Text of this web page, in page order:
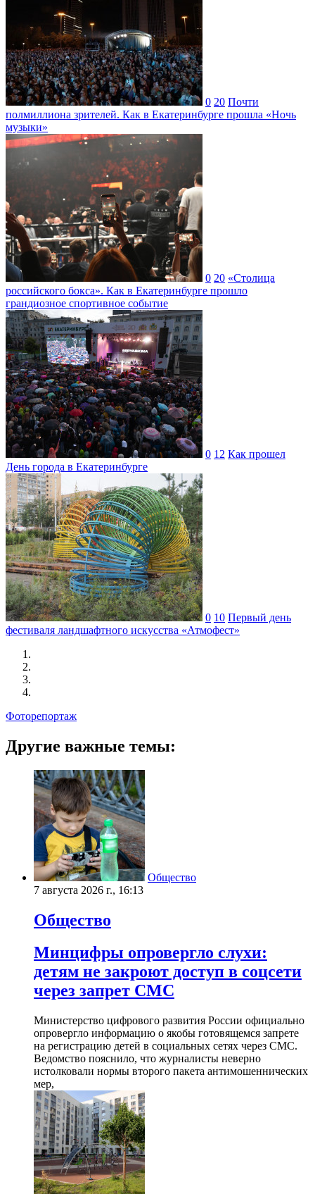
0 20 Почти
полмиллиона зрителей. Как в Екатеринбурге прошла «Ночь
музыки»
0 20 «Столица
российского бокса». Как в Екатеринбурге прошло
грандиозное спортивное событие
0 12 Как прошел
День города в Екатеринбурге
0 10 Первый день
фестиваля ландшафтного искусства «Атмофест»
Фоторепортаж
Другие важные темы:
Общество
7 августа 2026 г., 16:13
Общество
Минцифры опровергло слухи:
детям не закроют доступ в соцсети
через запрет СМС
Министерство цифрового развития России официально
опровергло информацию о якобы готовящемся запрете
на регистрацию детей в социальных сетях через СМС.
Ведомство пояснило, что журналисты неверно
истолковали нормы второго пакета антимошеннических
мер,